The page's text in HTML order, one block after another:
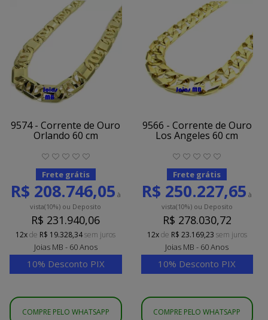
9574 - Corrente de Ouro
Orlando 60 cm
Frete grátis
R$ 208.746,05 à
vista(10%) ou Deposito
R$ 231.940,06
12xde R$ 19.328,34sem juros
Joias MB - 60 Anos
10% Desconto PIX
COMPRE PELO WHATSAPP
9566 - Corrente de Ouro
Los Angeles 60 cm
Frete grátis
R$ 250.227,65 à
vista(10%)ou Deposito
R$ 278.030,72
12xde R$ 23.169,23 sem juros
Joias MB - 60 Anos
10% Desconto PIX
COMPRE PELO WHATSAPP